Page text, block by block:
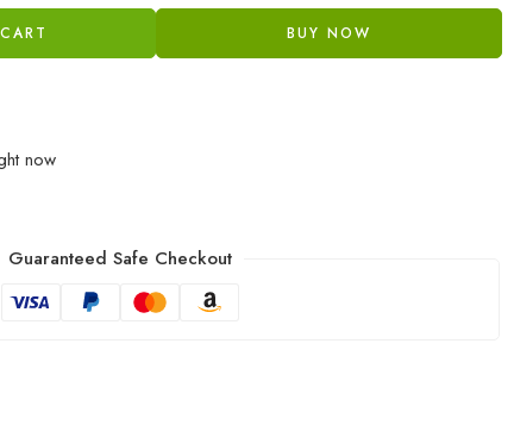
BUY NOW
now
Guaranteed Safe Checkout